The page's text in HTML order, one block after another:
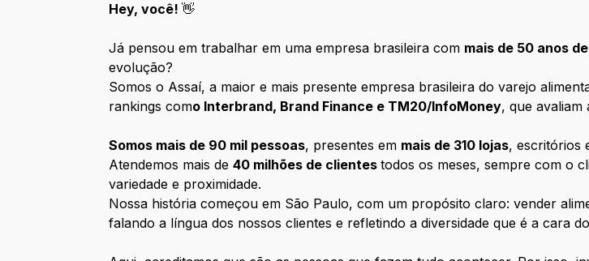
Hey, você!👋
Já pensou em trabalhar em uma empresa brasileira com mais de 50 anos
evolução?
Somos o Assaí, a maior e mais presente empresa brasileira do varejo
rankings como Interbrand, Brand Finance e TM20/InfoMoney, que
Somos mais de 90 mil pessoas, presentes em mais de 310 lojas, escritórios
Atendemos mais de40 milhões de clientestodos os meses, sempre com o
variedade e proximidade.
Nossa história começou em São Paulo, com um propósito claro: vender
falando a língua dos nossos clientes e refletindo a diversidade que é a cara